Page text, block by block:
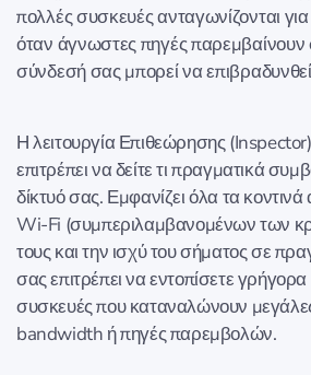
πολλές συσκευές ανταγωνίζονται
όταν άγνωστες πηγές
σύνδεσή σας μπορεί να
Η λειτουργία Επιθεώρησης
επιτρέπει να δείτε τι πραγματικά
δίκτυό σας. Εμφανίζει όλα τα
Wi-Fi (συμπεριλαμβανομένων των
τους και την ισχύ του σήματος σε
σας επιτρέπει να εντοπίσετε γρήγορα
συσκευές που καταναλώνουν
bandwidth ή πηγές παρεμβολών.